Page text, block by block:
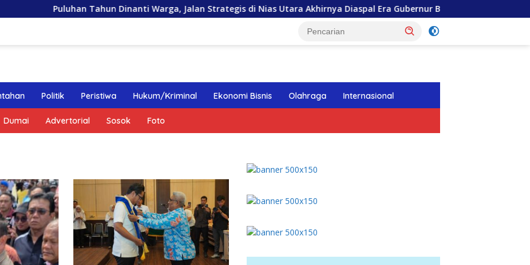
Puluhan Tahun Dinanti Warga, Jalan Strategis di Nias Utara Akhirnya Diaspal Era Gubernur Bobby
Politik Peristiwa Hukum/Kriminal Ekonomi Bisnis Olahraga Internasional
Dumai Advertorial Sosok Foto